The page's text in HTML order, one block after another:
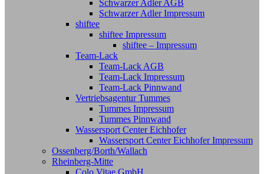
Schwarzer Adler AGB
Schwarzer Adler Impressum
shiftee
shiftee Impressum
shiftee – Impressum
Team-Lack
Team-Lack AGB
Team-Lack Impressum
Team-Lack Pinnwand
Vertriebsagentur Tummes
Tummes Impressum
Tummes Pinnwand
Wassersport Center Eichhofer
Wassersport Center Eichhofer Impressum
Ossenberg/Borth/Wallach
Rheinberg-Mitte